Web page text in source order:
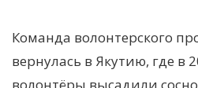
Команда волонтерского
вернулась в Якутию, где в
волонтёры высадили